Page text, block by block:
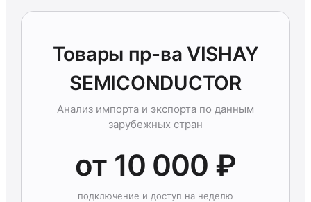
Товары пр-ва VISHAY
SEMICONDUCTOR
Анализ импорта и экспорта по данным
зарубежных стран
от 10 000 ₽
подключение и доступ на неделю